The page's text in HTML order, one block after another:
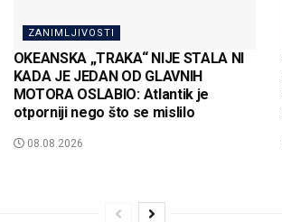
ZANIMLJIVOSTI
OKEANSKA „TRAKA“ NIJE STALA NI
KADA JE JEDAN OD GLAVNIH
MOTORA OSLABIO: Atlantik je
otporniji nego što se mislilo
08.08.2026